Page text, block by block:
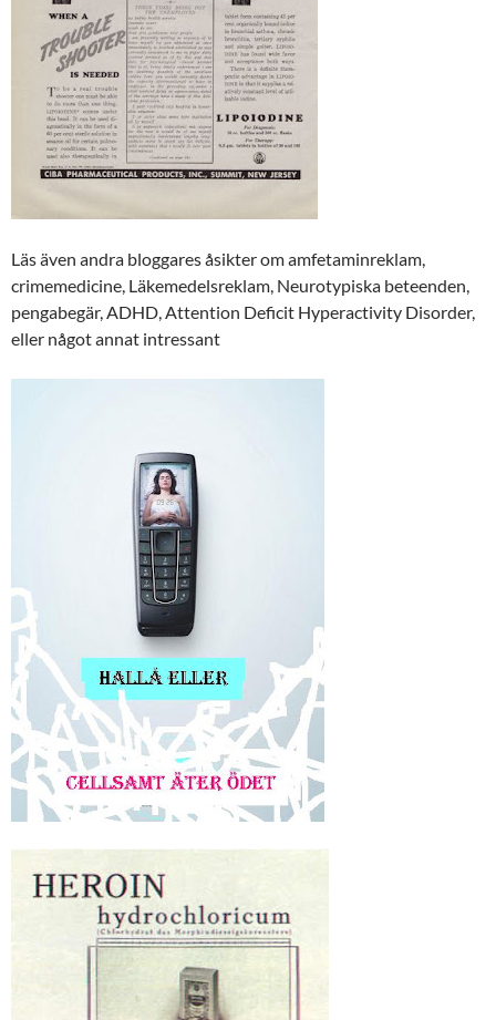
Läs även andra bloggares åsikter om amfetaminreklam,
crimemedicine, Läkemedelsreklam, Neurotypiska beteenden,
pengabegär, ADHD, Attention Deficit Hyperactivity Disorder,
eller något annat intressant